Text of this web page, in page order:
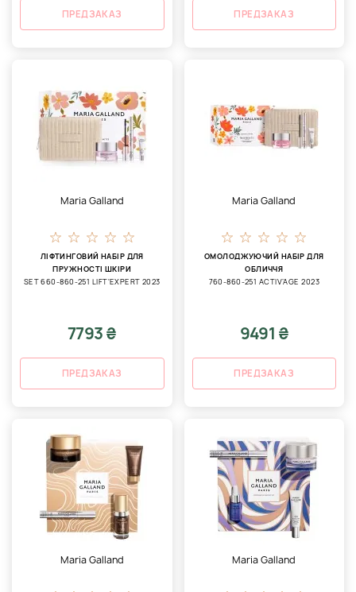
ПРЕДЗАКАЗ ПРЕДЗАКАЗ
Maria Galland
ЛІФТИНГОВИЙ НАБІР ДЛЯ
ПРУЖНОСТІ ШКІРИ
SET 660-860-251 LIFT'EXPERT 2023
7793 ₴
ПРЕДЗАКАЗ
Maria Galland
ОМОЛОДЖУЮЧИЙ НАБІР ДЛЯ
ОБЛИЧЧЯ
760-860-251 ACTIV’AGE 2023
9491 ₴
ПРЕДЗАКАЗ
Maria Galland Maria Galland